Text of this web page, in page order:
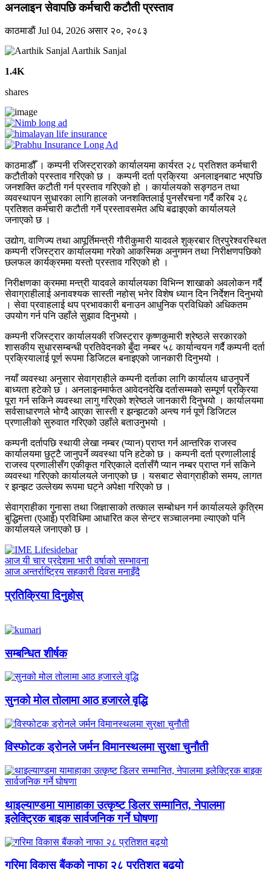
अनलाइन सेवापछि कर्मचारी कटौती प्रस्ताव
काठमाडाैं Jul 04, 2026 असार २०, २०८३
Aarthik Sanjal
1.4K
shares
काठमाडौँ । कम्पनी रजिस्ट्रारको कार्यालयमा कार्यरत २८ प्रतिशत कर्मचारी
कटौतीको प्रस्ताव गरिएको छ । कम्पनी दर्ता प्रक्रिया अनलाइनबाट भएपछि
जनशक्ति कटौती गर्न प्रस्ताव गरिएको हो । कार्यालयको सङ्गठन तथा
व्यवस्थापन सुधारका लागि हालको जनशक्तिलाई पुनर्संरचना गर्दै करिब २८
प्रतिशत कर्मचारी कटौती गर्ने प्रस्तावसमेत अघि बढाइएको कार्यालयले
जनाएको छ ।
उद्योग, वाणिज्य तथा आपूर्तिमन्त्री गौरीकुमारी यादवले शुक्रबार त्रिपुरेश्वरस्थित
कम्पनी रजिस्ट्रार कार्यालयमा गरेको आकस्मिक अनुगमन तथा निरीक्षणपछिको
छलफल कार्यक्रममा यस्तो प्रस्ताव गरिएको हो ।
निरीक्षणका क्रममा मन्त्री यादवले कार्यालयका विभिन्न शाखाको अवलोकन गर्दै
सेवाग्राहीलाई अनावश्यक सास्ती नहोस् भनेर विशेष ध्यान दिन निर्देशन दिनुभयो
। सेवा प्रवाहलाई थप प्रभावकारी बनाउन आधुनिक प्रविधिको अधिकतम
उपयोग गर्न पनि उहाँले सुझाव दिनुभयो ।
कम्पनी रजिस्ट्रार कार्यालयकी रजिस्ट्रार कृष्णकुमारी श्रेष्ठले सरकारको
शासकीय सुधारसम्बन्धी प्रतिवेदनको बुँदा नम्बर ५८ कार्यान्वयन गर्दै कम्पनी दर्ता
प्रक्रियालाई पूर्ण रूपमा डिजिटल बनाइएको जानकारी दिनुभयो ।
नयाँ व्यवस्था अनुसार सेवाग्राहीले कम्पनी दर्ताका लागि कार्यालय धाउनुपर्ने
बाध्यता हटेको छ । अनलाइनमार्फत आवेदनदेखि दर्तासम्मको सम्पूर्ण प्रक्रिया
पूरा गर्न सकिने व्यवस्था लागु गरिएको श्रेष्ठले जानकारी दिनुभयो । कार्यालयमा
सर्वसाधारणले भोग्दै आएका सास्ती र झन्झटको अन्त्य गर्न पूर्ण डिजिटल
प्रणालीको सुरुवात गरिएको उहाँले बताउनुभयो ।
कम्पनी दर्तापछि स्थायी लेखा नम्बर (प्यान) प्राप्त गर्न आन्तरिक राजस्व
कार्यालयमा छुट्टै जानुपर्ने व्यवस्था पनि हटेको छ । कम्पनी दर्ता प्रणालीलाई
राजस्व प्रणालीसँग एकीकृत गरिएकाले दर्तासँगै प्यान नम्बर प्राप्त गर्न सकिने
व्यवस्था गरिएको कार्यालयले जनाएको छ । यसबाट सेवाग्राहीको समय, लागत
र झन्झट उल्लेख्य रूपमा घट्ने अपेक्षा गरिएको छ ।
सेवाग्राहीका गुनासा तथा जिज्ञासाको तत्काल सम्बोधन गर्न कार्यालयले कृत्रिम
बुद्धिमत्ता (एआई) प्रविधिमा आधारित कल सेन्टर सञ्चालनमा ल्याएको पनि
कार्यालयले जनाएको छ ।
आज यी चार प्रदेशमा भारी वर्षाको सम्भावना
आज अन्तर्राष्ट्रिय सहकारी दिवस मनाइँदै
प्रतिक्रिया दिनुहोस्
सम्बन्धित शीर्षक
सुनको मोल तोलामा आठ हजारले वृद्धि
विस्फोटक ड्रोनले जर्मन विमानस्थलमा सुरक्षा चुनौती
थाइल्याण्डमा यामाहाका उत्कृष्ट डिलर सम्मानित, नेपालमा
इलेक्ट्रिक बाइक सार्वजनिक गर्ने घोषणा
गरिमा विकास बैंकको नाफा २८ प्रतिशत बढ्यो